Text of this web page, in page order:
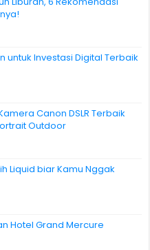
untuk Investasi Digital Terbaik
Canon DSLR Terbaik
Outdoor
Liquid biar Kamu Nggak
Hotel Grand Mercure